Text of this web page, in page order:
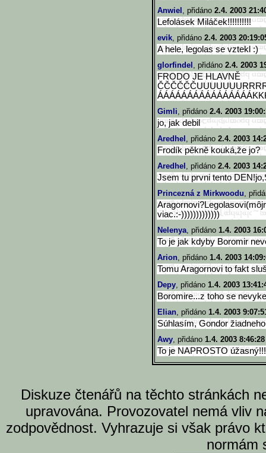
Anwiel , přidáno 2.4. 2003
Lefolásek Miláček!!!!!!!!!!
evik, přidáno 2.4. 2003
A hele, legolas se vztekl :)
glorfindel , přidáno 2.4. 2003
FRODO JE HLAVNĚ
Gimli, přidáno 2.4. 2003
jo, jak debil
Aredhel , přidáno 2.4. 2003
Frodík pěkně kouká,že jo?
Aredhel , přidáno 2.4. 2003
Jsem tu prvni tento
Princezná z Mirkwoodu,
viac.:-)))))))))))))
Nelenya, přidáno 1.4. 2003
To je jak kdyby Boromir
Arion, přidáno 1.4. 2003
Tomu Aragornovi to fakt
Depy, přidáno 1.4. 2003
Boromire...z toho se
Elian, přidáno 1.4. 2003
Súhlasím, Gondor
Awy, přidáno 1.4. 2003 8:46:28
To je NAPROSTO
Diskuze čtenářů na těchto stránkách
upravována. Provozovatel nemá vliv
zodpovědnost. Vyhrazuje si však právo
normám